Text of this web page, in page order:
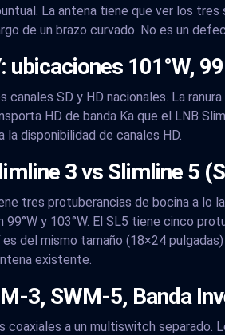
La antena tiene que ver los
de un brazo curvado. No es un
101°W,
canales SD y HD nacionales. La
HD de banda Ka que el LNB
disponibilidad de canales HD.
3 vs Slimline 5
tres protuberancias de bocina a lo
y 103°W. El SL5 tiene cinco
del mismo tamaño (18×24
existente.
3, SWM-5, Banda
coaxiales a un multiswitch separado.